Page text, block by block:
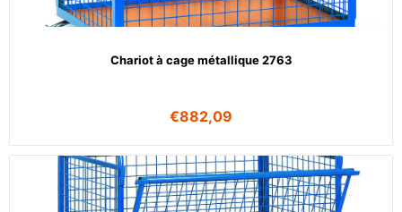
Chariot à cage métallique 2763
€882,09